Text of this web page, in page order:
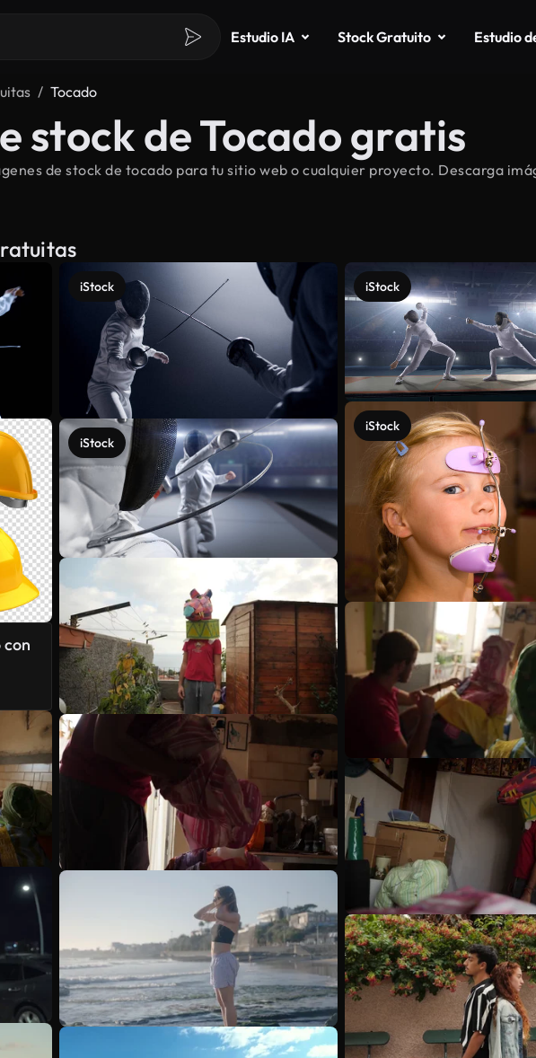
Estudio IA Stock Gratuito Estudio
Tocado
stock de Tocado gratis
de stock de tocado para tu sitio web o cualquier proyecto. Descarga
con
iStock
iStock
iStock
iStock